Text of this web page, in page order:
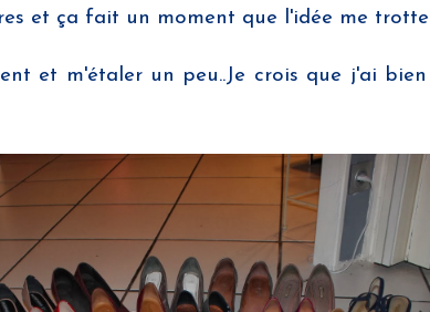
et ça fait un moment que l'idée me
et m'étaler un peu..Je crois que j'ai